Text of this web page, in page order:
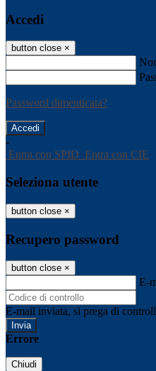
Accedi
button close ×
Password dimenticata?
-
Entra con SPID Entra con CIE
Seleziona utente
button close ×
Recupero password
button close ×
E-
E-mail inviata, si prega di
Errore
Chiudi